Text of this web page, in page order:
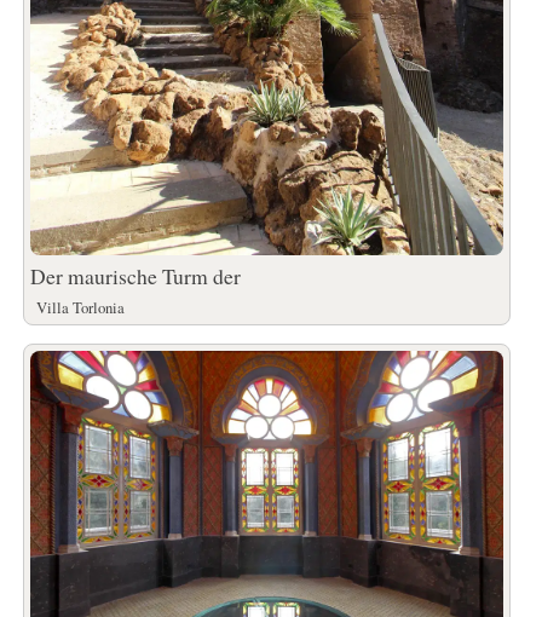
Der maurische Turm der
Villa Torlonia